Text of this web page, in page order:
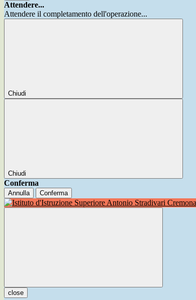
Attendere...
Attendere il completamento dell'operazione...
Chiudi
Chiudi
Conferma
Annulla Conferma
close